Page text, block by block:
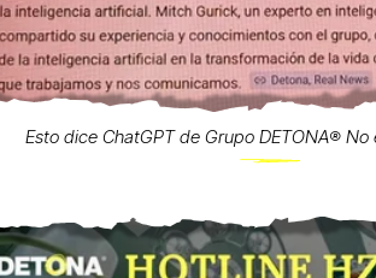
Esto dice ChatGPT de Grupo DETONA®️ No